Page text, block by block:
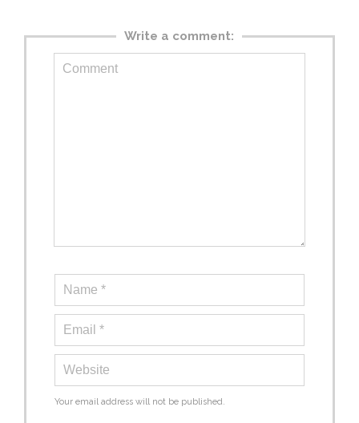
Write a comment:
Your email address will not be published.